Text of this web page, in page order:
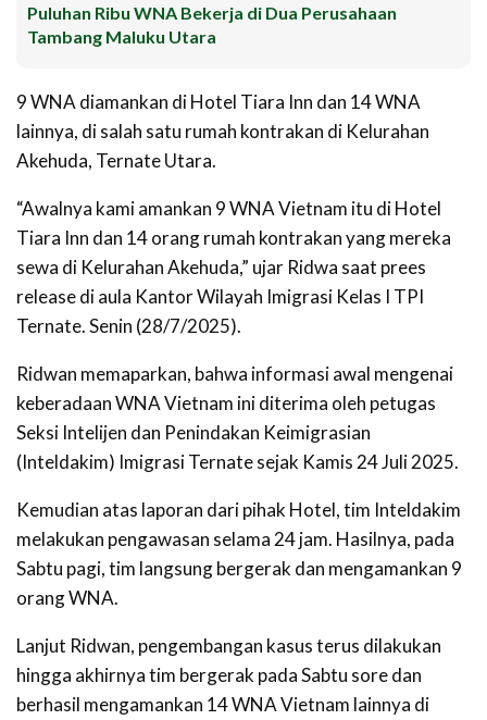
Puluhan Ribu WNA Bekerja di Dua Perusahaan
Tambang Maluku Utara
9 WNA diamankan di Hotel Tiara Inn dan 14 WNA
lainnya, di salah satu rumah kontrakan di Kelurahan
Akehuda, Ternate Utara.
“Awalnya kami amankan 9 WNA Vietnam itu di Hotel
Tiara Inn dan 14 orang rumah kontrakan yang mereka
sewa di Kelurahan Akehuda,” ujar Ridwa saat prees
release di aula Kantor Wilayah Imigrasi Kelas I TPI
Ternate. Senin (28/7/2025).
Ridwan memaparkan, bahwa informasi awal mengenai
keberadaan WNA Vietnam ini diterima oleh petugas
Seksi Intelijen dan Penindakan Keimigrasian
(Inteldakim) Imigrasi Ternate sejak Kamis 24 Juli 2025.
Kemudian atas laporan dari pihak Hotel, tim Inteldakim
melakukan pengawasan selama 24 jam. Hasilnya, pada
Sabtu pagi, tim langsung bergerak dan mengamankan 9
orang WNA.
Lanjut Ridwan, pengembangan kasus terus dilakukan
hingga akhirnya tim bergerak pada Sabtu sore dan
berhasil mengamankan 14 WNA Vietnam lainnya di